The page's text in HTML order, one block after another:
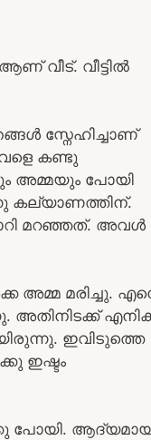
വീട്. വീട്ടിൽ
സ്നേഹിച്ചാണ്
കണ്ടു
അമ്മയും പോയി
കല്യാണത്തിന്.
മറഞ്ഞത്. അവൾ
അമ്മ മരിച്ചു.
അതിനിടക്ക്
ഇവിടുത്തെ
ഇഷ്ടം
പോയി.